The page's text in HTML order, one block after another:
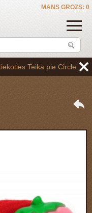
MANS GROZS: 0
Teikā pie Circle K